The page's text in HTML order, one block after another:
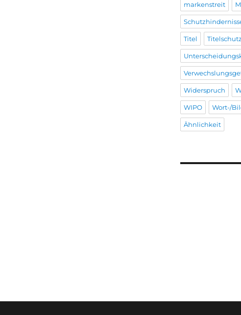
markenstreit
Titel Titelschutz
Widerspruch
WIPO Wort-/
Ähnlichkeit